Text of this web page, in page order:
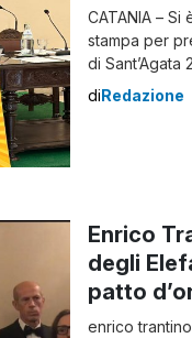
CATANIA –
stampa per
di Sant’Agata
diRedazione
Enrico
degli
patto
enrico